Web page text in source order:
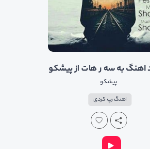
اهنگ به سه ر هات از پیشکو
پیشکو
اهنگ رپ کردی